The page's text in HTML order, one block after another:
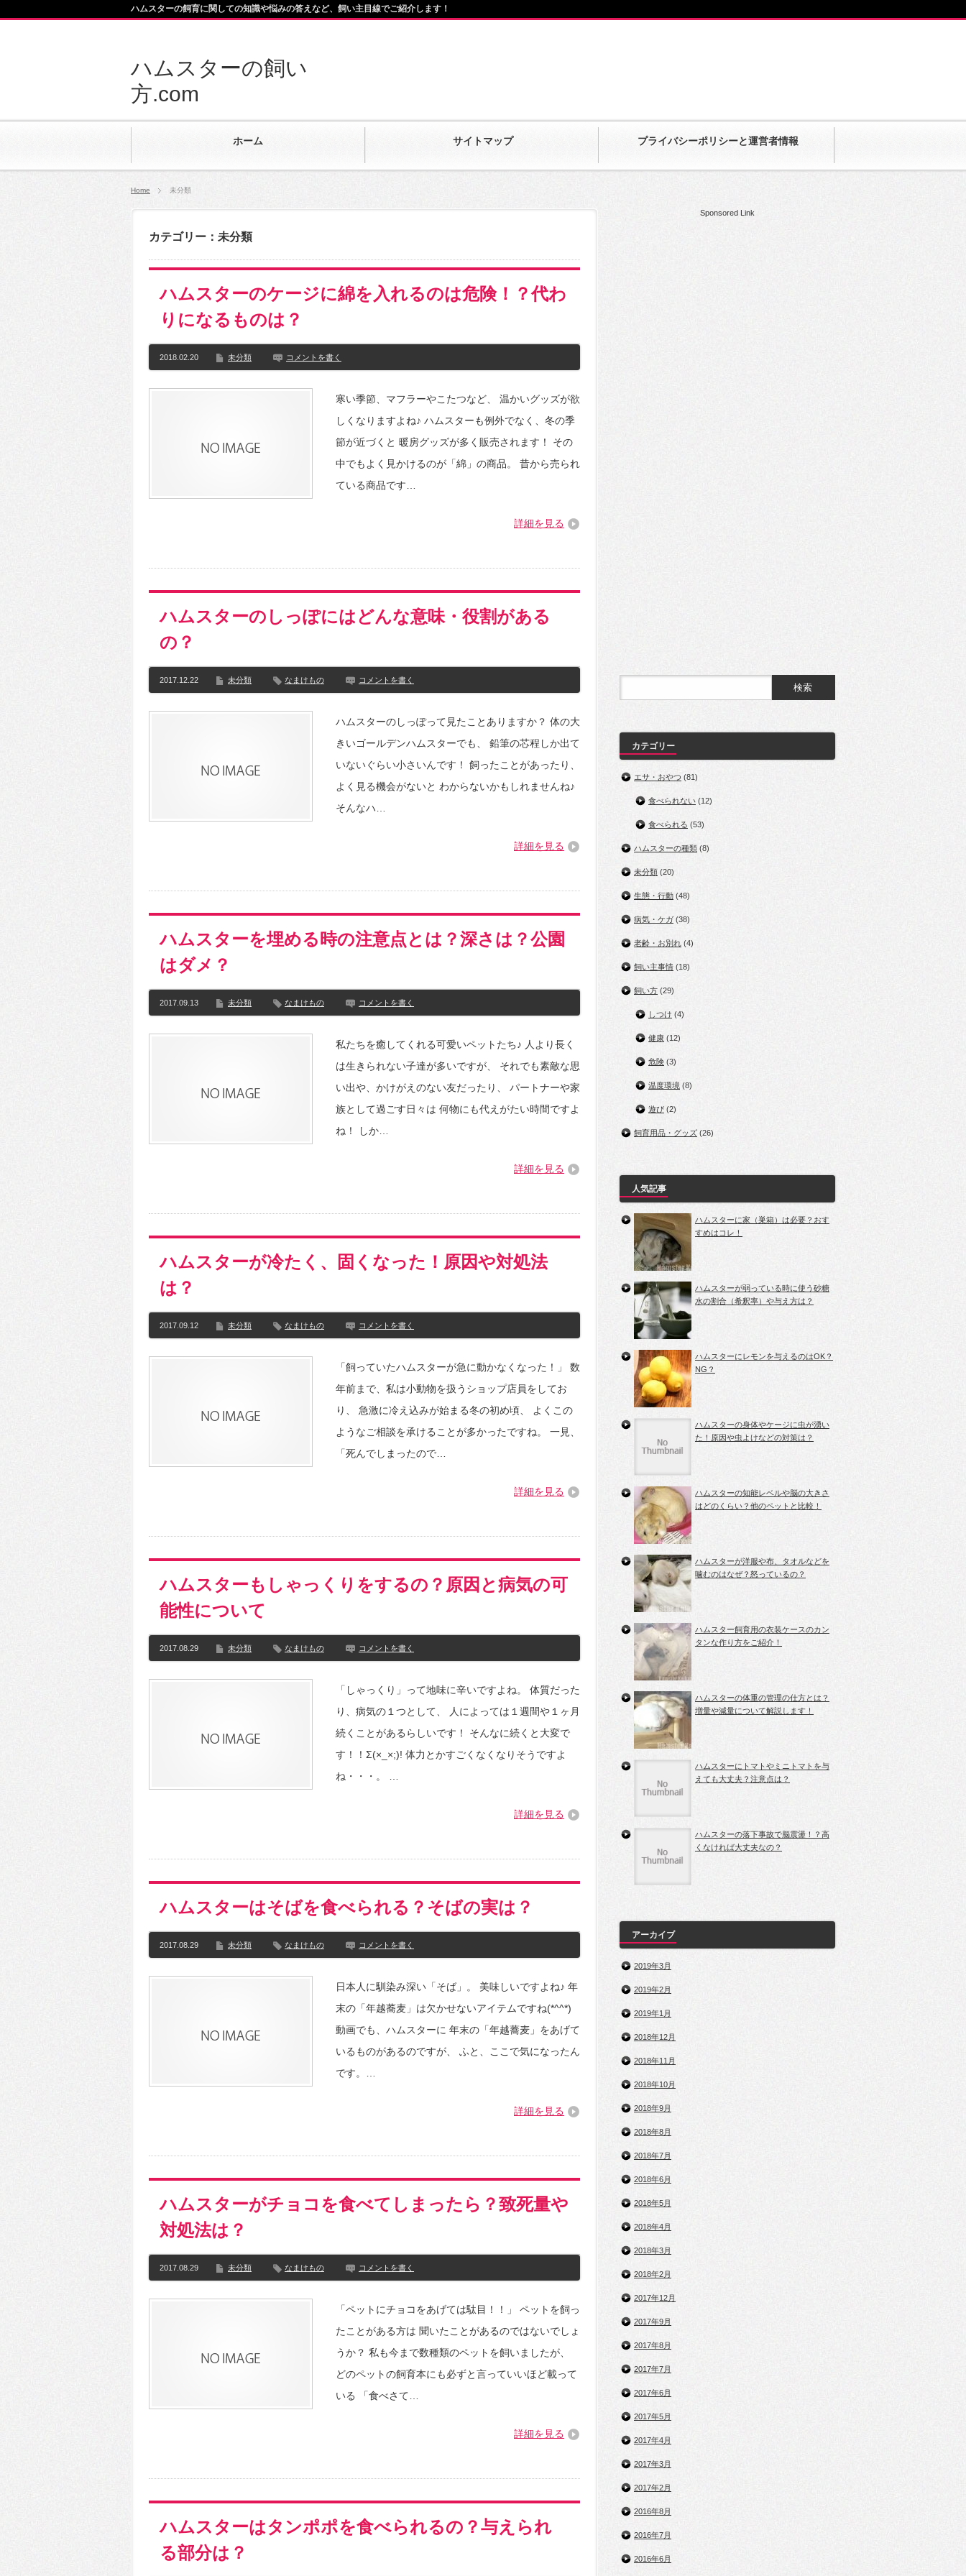
ハムスターの飼い
方.com
ホーム サイトマップ プライバシーポリシーと運営者情報
ハムスターの飼育に関しての知識や悩みの答えなど、飼い主目線でご紹介します！
Home 未分類
カテゴリー：未分類
ハムスターのケージに綿を入れるのは危険！？代わ
りになるものは？
2018.02.20 未分類 コメントを書く
寒い季節、マフラーやこたつなど、 温かいグッズが欲
しくなりますよね♪ ハムスターも例外でなく、冬の季
節が近づくと 暖房グッズが多く販売されます！ その
中でもよく見かけるのが「綿」の商品。 昔から売られ
ている商品です…
詳細を見る
ハムスターのしっぽにはどんな意味・役割がある
の？
2017.12.22 未分類 なまけもの コメントを書く
ハムスターのしっぽって見たことありますか？ 体の大
きいゴールデンハムスターでも、 鉛筆の芯程しか出て
いないぐらい小さいんです！ 飼ったことがあったり、
よく見る機会がないと わからないかもしれませんね♪
そんなハ…
詳細を見る
ハムスターを埋める時の注意点とは？深さは？公園
はダメ？
2017.09.13 未分類 なまけもの コメントを書く
私たちを癒してくれる可愛いペットたち♪ 人より長く
は生きられない子達が多いですが、 それでも素敵な思
い出や、かけがえのない友だったり、 パートナーや家
族として過ごす日々は 何物にも代えがたい時間ですよ
ね！ しか…
詳細を見る
ハムスターが冷たく、固くなった！原因や対処法
は？
2017.09.12 未分類 なまけもの コメントを書く
「飼っていたハムスターが急に動かなくなった！」 数
年前まで、私は小動物を扱うショップ店員をしてお
り、 急激に冷え込みが始まる冬の初め頃、 よくこの
ようなご相談を承けることが多かったですね。 一見、
「死んでしまったので…
詳細を見る
ハムスターもしゃっくりをするの？原因と病気の可
能性について
2017.08.29 未分類 なまけもの コメントを書く
「しゃっくり」って地味に辛いですよね。 体質だった
り、病気の１つとして、 人によっては１週間や１ヶ月
続くことがあるらしいです！ そんなに続くと大変で
す！！Σ(×_×;)! 体力とかすごくなくなりそうですよ
ね・・・。 …
詳細を見る
ハムスターはそばを食べられる？そばの実は？
2017.08.29 未分類 なまけもの コメントを書く
日本人に馴染み深い「そば」。 美味しいですよね♪ 年
末の「年越蕎麦」は欠かせないアイテムですね(*^^*)
動画でも、ハムスターに 年末の「年越蕎麦」をあげて
いるものがあるのですが、 ふと、ここで気になったん
です。…
詳細を見る
ハムスターがチョコを食べてしまったら？致死量や
対処法は？
2017.08.29 未分類 なまけもの コメントを書く
「ペットにチョコをあげては駄目！！」 ペットを飼っ
たことがある方は 聞いたことがあるのではないでしょ
うか？ 私も今まで数種類のペットを飼いましたが、
どのペットの飼育本にも必ずと言っていいほど載って
いる 「食べさて…
詳細を見る
ハムスターはタンポポを食べられるの？与えられ
る部分は？
Sponsored Link
カテゴリー
エサ・おやつ (81)
食べられない (12)
食べられる (53)
ハムスターの種類 (8)
未分類 (20)
生態・行動 (48)
病気・ケガ (38)
老齢・お別れ (4)
飼い主事情 (18)
飼い方 (29)
しつけ (4)
健康 (12)
危険 (3)
温度環境 (8)
遊び (2)
飼育用品・グッズ (26)
人気記事
ハムスターに家（巣箱）は必要？おす
すめはコレ！
ハムスターが弱っている時に使う砂糖
水の割合（希釈率）や与え方は？
ハムスターにレモンを与えるのはOK？
NG？
ハムスターの身体やケージに虫が湧い
た！原因や虫よけなどの対策は？
ハムスターの知能レベルや脳の大きさ
はどのくらい？他のペットと比較！
ハムスターが洋服や布、タオルなどを
噛むのはなぜ？怒っているの？
ハムスター飼育用の衣装ケースのカン
タンな作り方をご紹介！
ハムスターの体重の管理の仕方とは？
増量や減量について解説します！
ハムスターにトマトやミニトマトを与
えても大丈夫？注意点は？
ハムスターの落下事故で脳震盪！？高
くなければ大丈夫なの？
アーカイブ
2019年3月
2019年2月
2019年1月
2018年12月
2018年11月
2018年10月
2018年9月
2018年8月
2018年7月
2018年6月
2018年5月
2018年4月
2018年3月
2018年2月
2017年12月
2017年9月
2017年8月
2017年7月
2017年6月
2017年5月
2017年4月
2017年3月
2017年2月
2016年8月
2016年7月
2016年6月